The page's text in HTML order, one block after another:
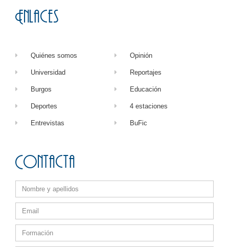
Enlaces
Quiénes somos
Universidad
Burgos
Deportes
Entrevistas
Opinión
Reportajes
Educación
4 estaciones
BuFic
Contacta